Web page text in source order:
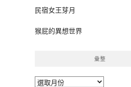
民宿女王芽月
猴屁的異想世界
彙整
彙